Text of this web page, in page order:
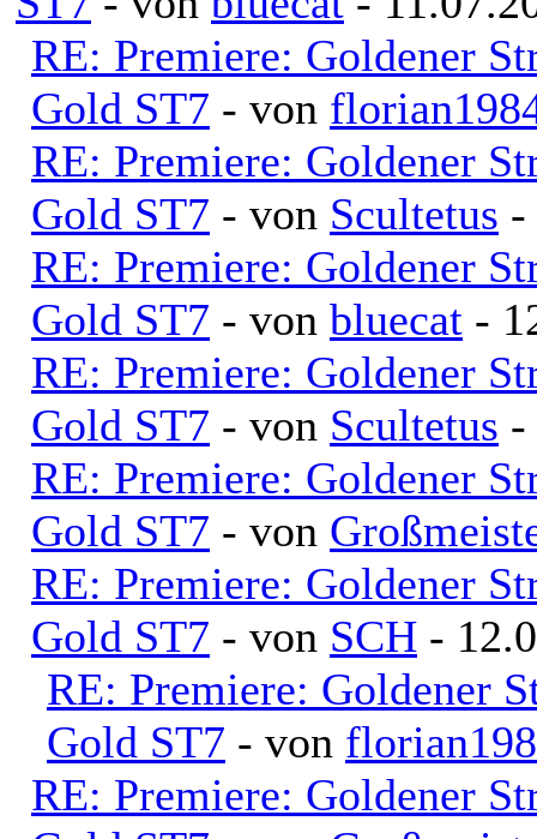
RE: Premiere: Goldener
Gold ST7 - von
RE: Premiere: Goldener
Gold ST7 - von Scultetus -
RE: Premiere: Goldener
Gold ST7 - von bluecat -
RE: Premiere: Goldener
Gold ST7 - von Scultetus -
RE: Premiere: Goldener
Gold ST7 - von
RE: Premiere: Goldener
Gold ST7 - von SCH -
RE: Premiere: Goldener
Gold ST7 - von
RE: Premiere: Goldener